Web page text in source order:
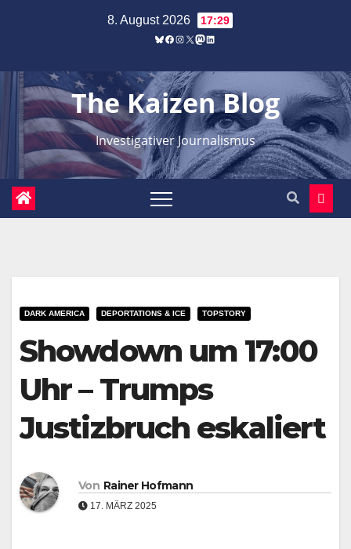
8. August 2026 17:29
Bluesky
Facebook
Instagram
X Mastodon
LinkedIn
The Kaizen Blog
Investigativer Journalismus
DARK AMERICA DEPORTATIONS & ICE TOPSTORY
Showdown um 17:00
Uhr – Trumps
Justizbruch eskaliert
Von Rainer Hofmann
17. MÄRZ 2025